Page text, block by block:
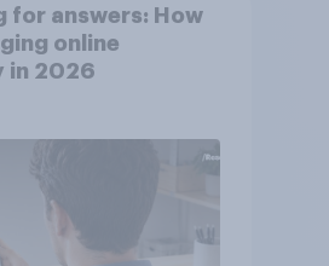
for answers: How
online
in 2026